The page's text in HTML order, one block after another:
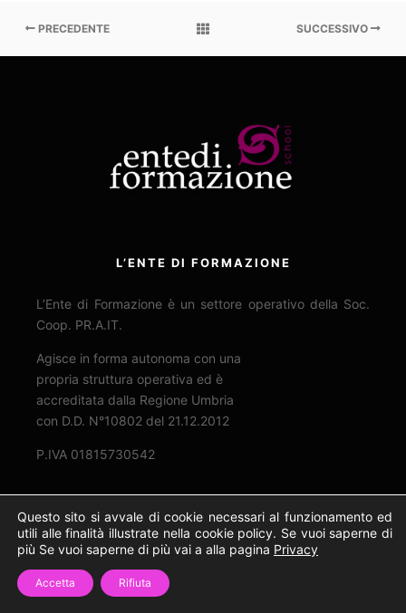
PRECEDENTE SUCCESSIVO
L’ENTE DI FORMAZIONE
L’Ente di Formazione è un settore operativo della Soc.
Coop. PR.A.IT.
Agisce in forma autonoma con una
propria struttura operativa ed è
accreditata dalla Regione Umbria
con D.D. N°10802 del 21.12.2012
P.IVA 01815730542
CONTATTI
Sede Corsi di Formazione
Via A. Palazzeschi 28
Questo sito si avvale di cookie necessari al funzionamento ed
utili alle finalità illustrate nella cookie policy. Se vuoi saperne di
più Se vuoi saperne di più vai a alla pagina Privacy
Accetta Rifiuta